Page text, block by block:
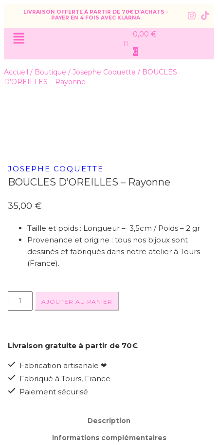
LIVRAISON OFFERTE À PARTIR DE 70€ D’ACHATS –
PAYER EN 4 FOIS AVEC KLARNA
0,00 €
0
Accueil / Boutique / Josephe Coquette / BOUCLES
D’OREILLES – Rayonne
JOSEPHE COQUETTE
BOUCLES D’OREILLES – Rayonne
35,00 €
Taille et poids : Longueur – 3,5cm / Poids – 2 gr
Provenance et origine : tous nos bijoux sont
dessinés et fabriqués dans notre atelier à Tours
(France).
AJOUTER AU PANIER
Livraison gratuite à partir de 70€
Fabrication artisanale ❤
Fabriqué à Tours, France
Paiement sécurisé
Description
Informations complémentaires